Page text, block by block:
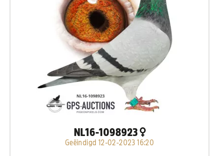
NL16-1098923
Geëindigd 12-02-2023 16:20